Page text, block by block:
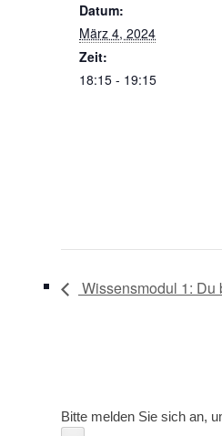
Datum:
März 4, 2024
Zeit:
18:15 - 19:15
Wissensmodul 1: Du
Bitte melden Sie sich an,